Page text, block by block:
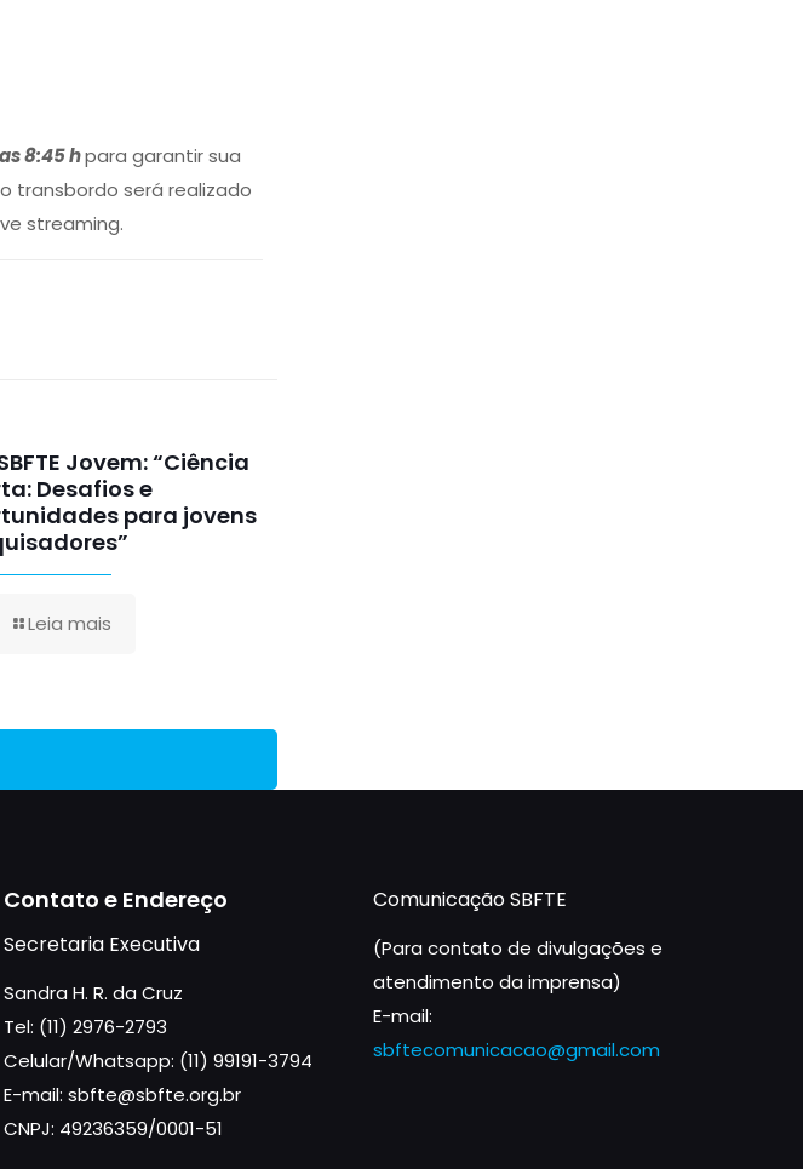
8:45 hpara garantir sua
transbordo será realizado
streaming.
Jovem: “Ciência
Desafios e
para jovens
Leia mais
Contato e Endereço
Secretaria Executiva
Sandra H. R. da Cruz
Tel: (11) 2976-2793
Celular/Whatsapp: (11) 99191-3794
E-mail: sbfte@sbfte.org.br
CNPJ: 49236359/0001-51
Comunicação SBFTE
(Para contato de divulgações e
atendimento da imprensa)
E-mail:
sbftecomunicacao@gmail.com